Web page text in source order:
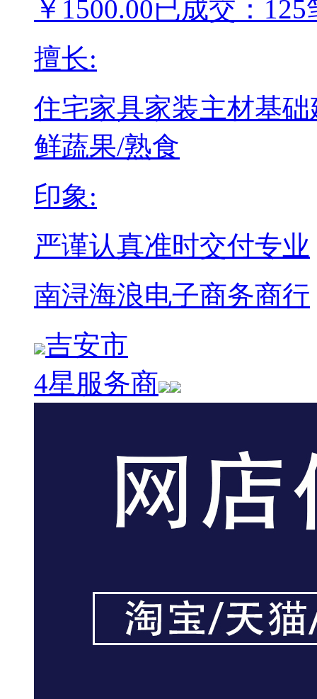
￥ 1500.00已成交：125
擅长:
住宅家具家装主材基
鲜蔬果/熟食
印象:
严谨认真准时交付专业
南浔海浪电子商务商行
吉安市
4星服务商